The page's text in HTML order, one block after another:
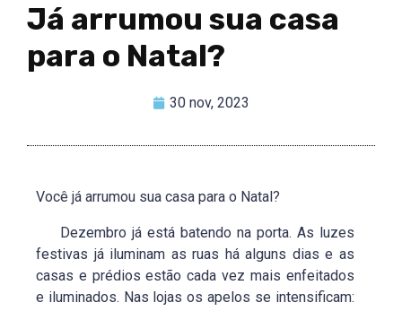
Já arrumou sua casa
para o Natal?
30 nov, 2023
Você já arrumou sua casa para o Natal?
Dezembro já está batendo na porta. As luzes
festivas já iluminam as ruas há alguns dias e as
casas e prédios estão cada vez mais enfeitados
e iluminados. Nas lojas os apelos se intensificam: